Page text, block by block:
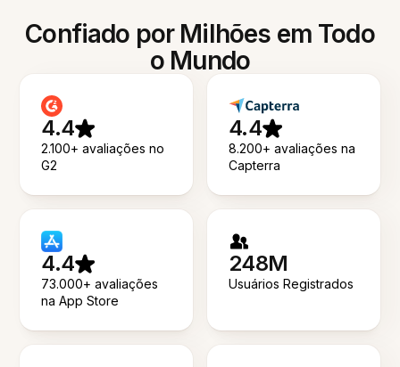
Confiado por Milhões em Todo
o Mundo
4.4
2.100+ avaliações no
G2
4.4
8.200+ avaliações na
Capterra
4.4
73.000+ avaliações
na App Store
248M
Usuários Registrados